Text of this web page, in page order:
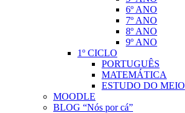
6º ANO
7º ANO
8º ANO
9º ANO
1º CICLO
PORTUGUÊS
MATEMÁTICA
ESTUDO DO MEIO
MOODLE
BLOG “Nós por cá”